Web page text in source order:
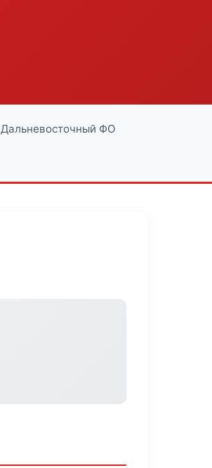
Дальневосточный ФО